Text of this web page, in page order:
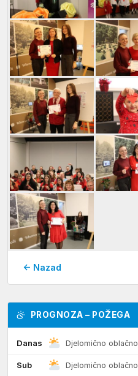
← Nazad
PROGNOZA – POŽEGA
Danas Djelomično oblačno
Sub Djelomično oblačno